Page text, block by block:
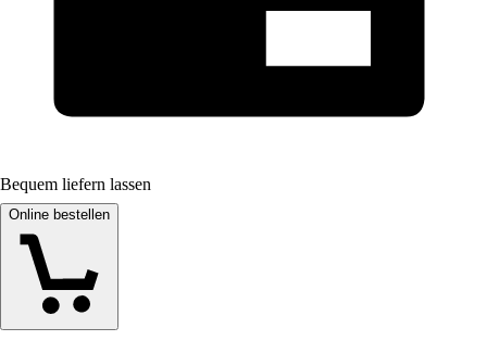
Bequem liefern lassen
Online bestellen